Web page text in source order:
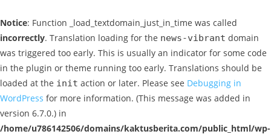
Notice: Function _load_textdomain_just_in_time was called
incorrectly. Translation loading for the news-vibrant domain
was triggered too early. This is usually an indicator for some code
in the plugin or theme running too early. Translations should be
loaded at the init action or later. Please see Debugging in
WordPress for more information. (This message was added in
version 6.7.0.) in
/home/u786142506/domains/kaktusberita.com/public_html/wp-